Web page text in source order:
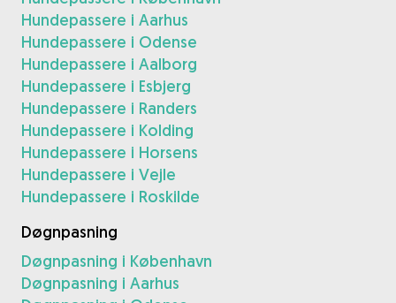
Hundepassere i Aarhus
Hundepassere i Odense
Hundepassere i Aalborg
Hundepassere i Esbjerg
Hundepassere i Randers
Hundepassere i Kolding
Hundepassere i Horsens
Hundepassere i Vejle
Hundepassere i Roskilde
Døgnpasning
Døgnpasning i København
Døgnpasning i Aarhus